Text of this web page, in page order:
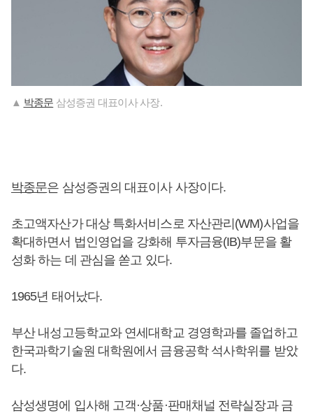
▲ 박종문 삼성증권 대표이사 사장.
박종문은 삼성증권의 대표이사 사장이다.
초고액자산가 대상 특화서비스로 자산관리(WM)사업을
확대하면서 법인영업을 강화해 투자금융(IB)부문을 활
성화 하는 데 관심을 쏟고 있다.
1965년 태어났다.
부산 내성고등학교와 연세대학교 경영학과를 졸업하고
한국과학기술원 대학원에서 금융공학 석사학위를 받았
다.
삼성생명에 입사해 고객·상품·판매채널 전략실장과 금